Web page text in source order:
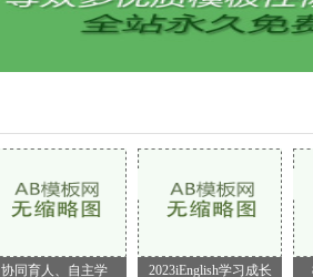
协同育人、自主学 2023iEnglish学习成长